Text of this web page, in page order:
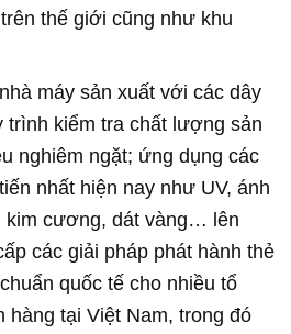
thế giới cũng như khu
máy sản xuất với các dây
trình kiểm tra chất lượng sản
nghiêm ngặt; ứng dụng các
nhất hiện nay như UV, ánh
kim cương, dát vàng… lên
các giải pháp phát hành thẻ
quốc tế cho nhiều tổ
hàng tại Việt Nam, trong đó